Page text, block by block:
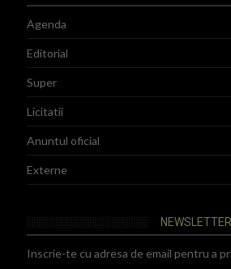
Agenda
Editorial
Super
Licitatii
Anuntul oficial
Externe
NEWSLETTER
Inscrie-te cu adresa de email pentru a